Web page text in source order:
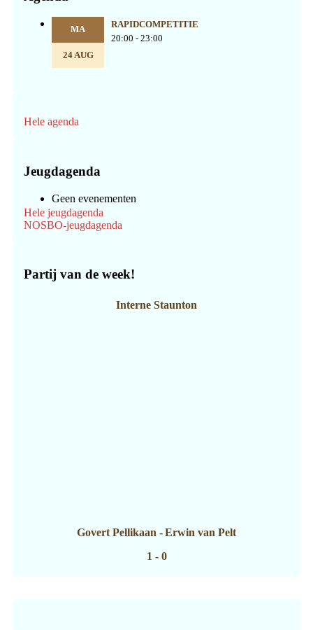
MA
24 AUG
RAPIDCOMPETITIE
20:00 - 23:00
Hele agenda
Jeugdagenda
Geen evenementen
Hele jeugdagenda
NOSBO-jeugdagenda
Partij van de week!
Interne Staunton
Govert Pellikaan - Erwin van Pelt
1 - 0